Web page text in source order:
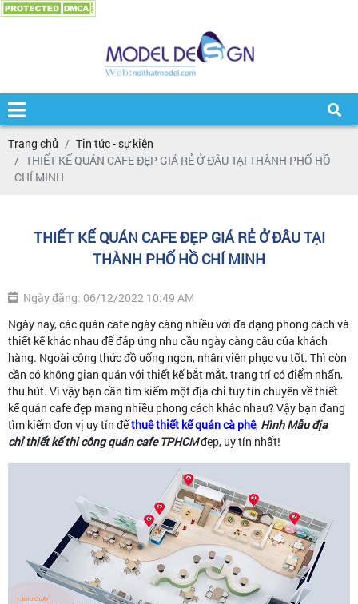
Trang chủ
Tin tức - sự kiện
THIẾT KẾ QUÁN CAFE ĐẸP GIÁ RẺ Ở ĐÂU TẠI THÀNH PHỐ HỒ
CHÍ MINH
THIẾT KẾ QUÁN CAFE ĐẸP GIÁ RẺ Ở ĐÂU TẠI
THÀNH PHỐ HỒ CHÍ MINH
Ngày đăng: 06/12/2022 10:49 AM
Ngày nay, các quán cafe ngày càng nhiều với đa dạng phong cách và
thiết kế khác nhau để đáp ứng nhu cầu ngày càng câu của khách
hàng. Ngoài công thức đồ uống ngon, nhân viên phục vụ tốt. Thì còn
cần có không gian quán với thiết kế bắt mắt, trang trí có điểm nhấn,
thu hút. Vì vậy bạn cần tìm kiếm một địa chỉ tuy tín chuyên về thiết
kế quán cafe đẹp mang nhiều phong cách khác nhau? Vậy bạn đang
tìm kiếm đơn vị uy tín đểthuê thiết kế quán cà phê, Hình Mẫu địa
chỉ thiết kế thi công quán cafe TPHCMđẹp, uy tín nhất!